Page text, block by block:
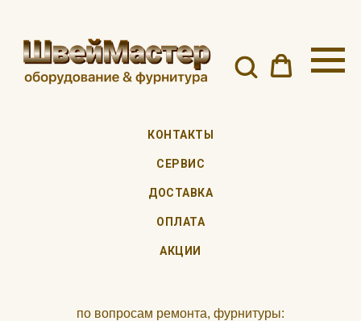
КОНТАКТЫ
СЕРВИС
ДОСТАВКА
ОПЛАТА
АКЦИИ
по вопросам ремонта, фурнитуры: